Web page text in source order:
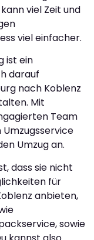
viel Zeit und
viel einfacher.
ist ein
darauf
nach Koblenz
Mit
Team
Umzug an.
dass sie nicht
für
anbieten,
sowie